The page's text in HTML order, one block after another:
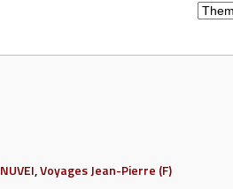
NUVEI,Voyages Jean-Pierre (F)